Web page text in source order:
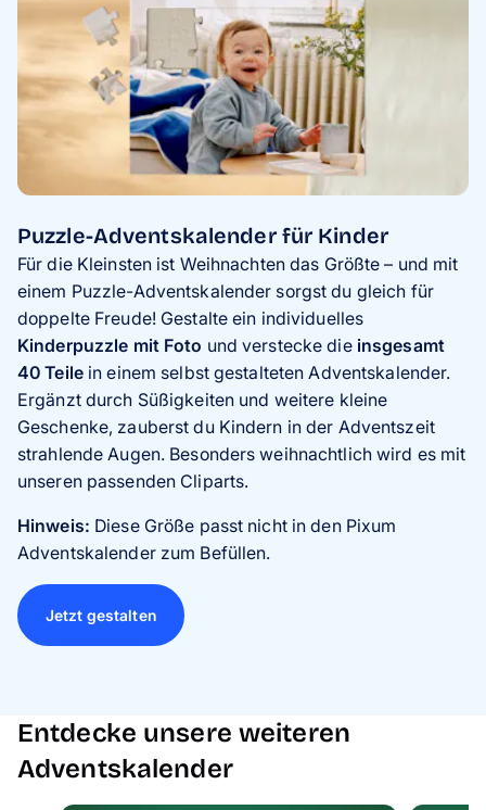
Puzzle-Adventskalender für Kinder
Für die Kleinsten ist Weihnachten das Größte – und mit
einem Puzzle-Adventskalender sorgst du gleich für
doppelte Freude! Gestalte ein individuelles
Kinderpuzzle mit Foto und verstecke die insgesamt
40 Teilein einem selbst gestalteten Adventskalender.
Ergänzt durch Süßigkeiten und weitere kleine
Geschenke, zauberst du Kindern in der Adventszeit
strahlende Augen. Besonders weihnachtlich wird es mit
unseren passenden Cliparts.
Hinweis: Diese Größe passt nicht in den Pixum
Adventskalender zum Befüllen.
Jetzt gestalten
Entdecke unsere weiteren
Adventskalender